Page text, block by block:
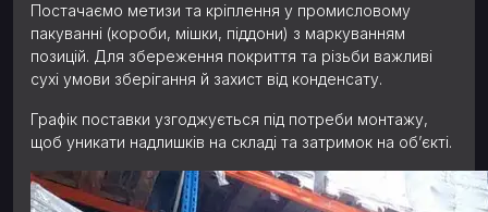
Постачаємо метизи та кріплення у промисловому
пакуванні (короби, мішки, піддони) з маркуванням
позицій. Для збереження покриття та різьби важливі
сухі умови зберігання й захист від конденсату.
Графік поставки узгоджується під потреби монтажу,
щоб уникати надлишків на складі та затримок на об’єкті.